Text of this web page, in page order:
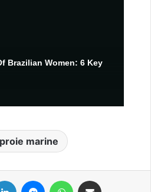
marine